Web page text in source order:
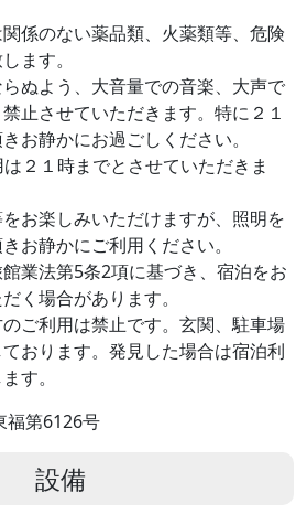
係のない薬品類、火薬類等、危険
ます。
ぬよう、大音量での音楽、大声で
止させていただきます。特に２１
お静かにお過ごしください。
２１時までとさせていただきま
お楽しみいただけますが、照明を
お静かにご利用ください。
業法第5条2項に基づき、宿泊をお
く場合があります。
ご利用は禁止です。玄関、駐車場
おります。発見した場合は宿泊利
す。
福第6126号
設備